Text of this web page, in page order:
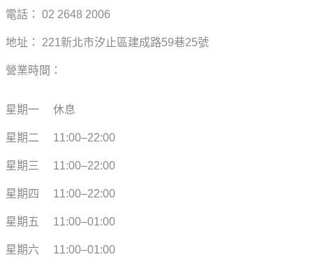
電話： 02 2648 2006
地址： 221新北市汐止區建成路59巷25號
營業時間：
星期一 休息
星期二 11:00–22:00
星期三 11:00–22:00
星期四 11:00–22:00
星期五 11:00–01:00
星期六 11:00–01:00